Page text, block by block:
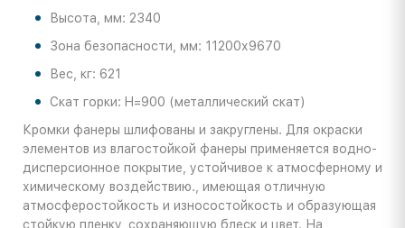
Высота, мм: 2340
Зона безопасности, мм: 11200х9670
Вес, кг: 621
Скат горки: H=900 (металлический скат)
Кромки фанеры шлифованы и закруглены. Для окраски
элементов из влагостойкой фанеры применяется водно-
дисперсионное покрытие, устойчивое к атмосферному и
химическому воздействию., имеющая отличную
атмосферостойкость и износостойкость и образующая
стойкую пленку, сохраняющую блеск и цвет. На